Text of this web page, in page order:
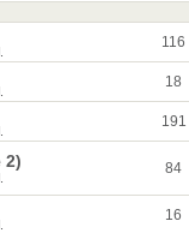
116
18
191
2) 84
16